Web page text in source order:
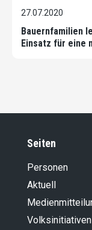
27.07.2020
Bauernfamilien
Einsatz für eine
Seiten
Personen
Aktuell